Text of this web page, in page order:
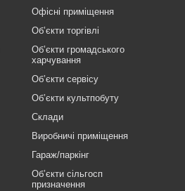
Офісні приміщення
Об’єкти торгівлі
Об’єкти громадського
харчування
Об’єкти сервісу
Об’єкти культпобуту
Склади
Виробничі приміщення
Гараж/паркінг
Об’єкти сільгосп
призначення